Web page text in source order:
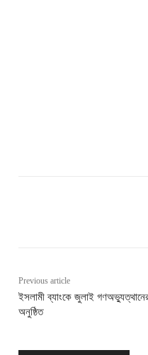
Previous article
ইসলামী ব্যাংকে জুলাই গণঅভ্যুত্থানের
অনুষ্ঠিত